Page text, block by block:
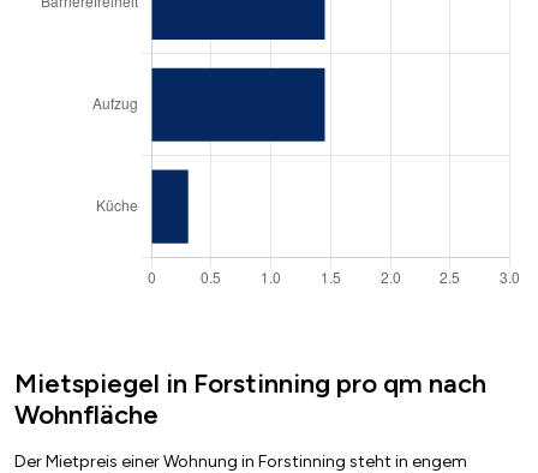
Mietspiegel in Forstinning pro qm nach
Wohnfläche
Der Mietpreis einer Wohnung in Forstinning steht in engem